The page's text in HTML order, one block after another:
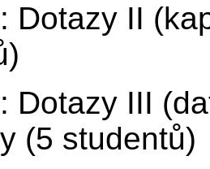
Dotazy II
Dotazy III
(5 studentů)